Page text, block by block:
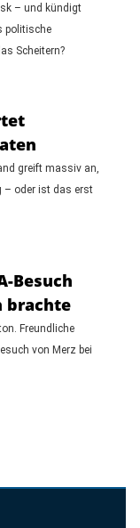
– und kündigt
politische
Scheitern?
greift massiv an,
– oder ist das erst
Besuch
brachte
Freundliche
von Merz bei